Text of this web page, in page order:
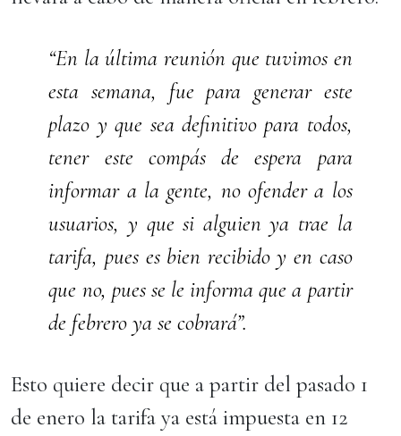
“En la última reunión que tuvimos en
esta semana, fue para generar este
plazo y que sea definitivo para todos,
tener este compás de espera para
informar a la gente, no ofender a los
usuarios, y que si alguien ya trae la
tarifa, pues es bien recibido y en caso
que no, pues se le informa que a partir
de febrero ya se cobrará”.
Esto quiere decir que a partir del pasado 1
de enero la tarifa ya está impuesta en 12